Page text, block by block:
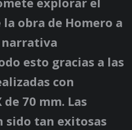
obra de Homero a
narrativa
esto gracias a las
con
70 mm. Las
sido tan exitosas